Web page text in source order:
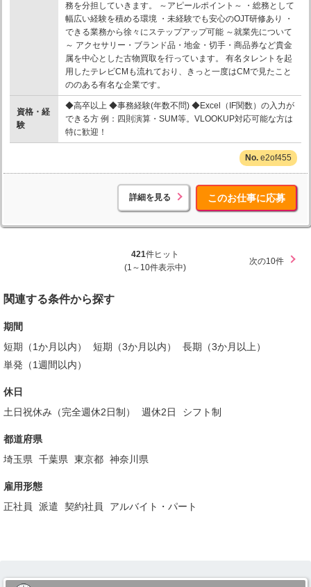
務を分担していきます。 ～アピールポイント～ ・総務として
幅広い経験を積める環境 ・未経験でも安心のOJT研修あり ・
できる業務から徐々にステップアップ可能 ～就業先について
～ アクセサリー・ブランド品・地金・切手・商品券など貴金
属を中心とした古物買取を行っています。 有名タレントを起
用したテレビCMも流れており、きっと一度はCMで見たこと
ののある有名な企業です。
資格・経
験
◆高卒以上 ◆事務経験(年数不問) ◆Excel（IF関数）の入力が
できる方 例：四則演算・SUM等。VLOOKUP対応可能な方は
特に歓迎！
e2of455
詳細を見る このお仕事に応募
421件ヒット
(1～10件表示中)
次の10件
関連する条件から探す
期間
短期（1か月以内）
短期（3か月以内）
長期（3か月以上）
単発（1週間以内）
休日
土日祝休み（完全週休2日制）
週休2日 シフト制
都道府県
埼玉県 千葉県 東京都 神奈川県
雇用形態
正社員
派遣 契約社員 アルバイト・パート